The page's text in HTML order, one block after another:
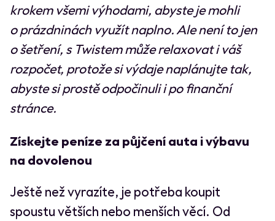
krokem všemi výhodami, abyste je mohli
o prázdninách využít naplno. Ale není to jen
o šetření, s Twistem může relaxovat i váš
rozpočet, protože si výdaje naplánujte tak,
abyste si prostě odpočinuli i po finanční
stránce.
Získejte peníze za půjčení auta i výbavu
na dovolenou
Ještě než vyrazíte, je potřeba koupit
spoustu větších nebo menších věcí. Od